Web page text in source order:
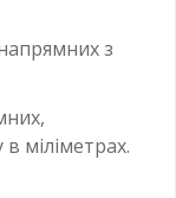
з
міліметрах.